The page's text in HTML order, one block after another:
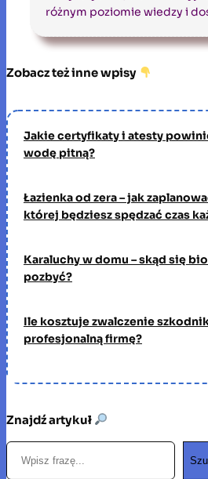
różnym poziomie wiedzy i
Zobacz też inne wpisy
Jakie certyfikaty i atesty
wodę pitną?
Łazienka od zera – jak
której będziesz spędzać czas
Karaluchy w domu – skąd się
pozbyć?
Ile kosztuje zwalczenie
profesjonalną firmę?
Znajdź artykuł
S